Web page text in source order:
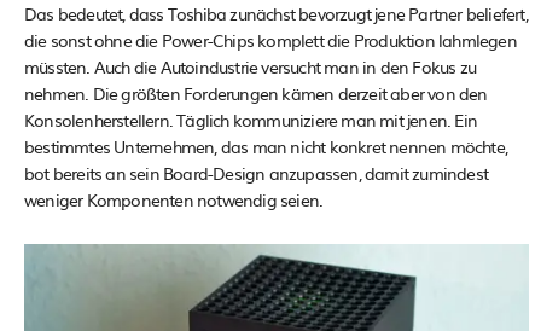
Das bedeutet, dass Toshiba zunächst bevorzugt jene Partner beliefert,
die sonst ohne die Power-Chips komplett die Produktion lahmlegen
müssten. Auch die Autoindustrie versucht man in den Fokus zu
nehmen. Die größten Forderungen kämen derzeit aber von den
Konsolenherstellern. Täglich kommuniziere man mit jenen. Ein
bestimmtes Unternehmen, das man nicht konkret nennen möchte,
bot bereits an sein Board-Design anzupassen, damit zumindest
weniger Komponenten notwendig seien.